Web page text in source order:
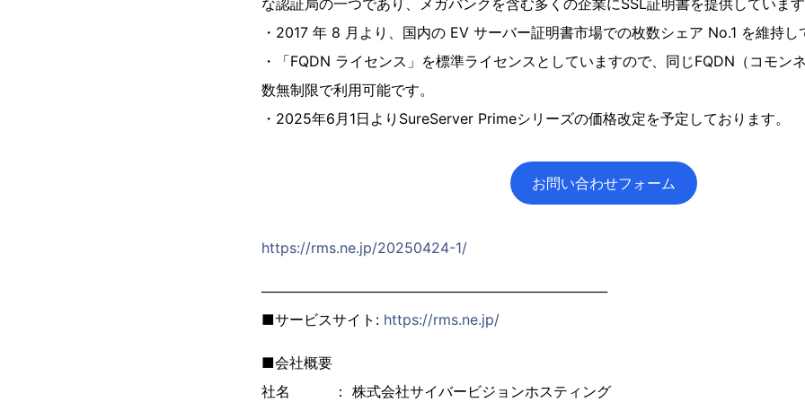
な認証局の一つであり、メガバンクを含む多くの企業にSSL証明書を提供していま
・2017 年 8 月より、国内の EV サーバー証明書市場での枚数シェア No.1 を維持し
・「FQDN ライセンス」を標準ライセンスとしていますので、同じFQDN（コモン
数無制限で利用可能です。
・2025年6月1日よりSureServer Primeシリーズの価格改定を予定しております。
お問い合わせフォーム
https://rms.ne.jp/20250424-1/
───────────────────────────────────
■サービスサイト: https://rms.ne.jp/
■会社概要
社名 ： 株式会社サイバービジョンホスティング